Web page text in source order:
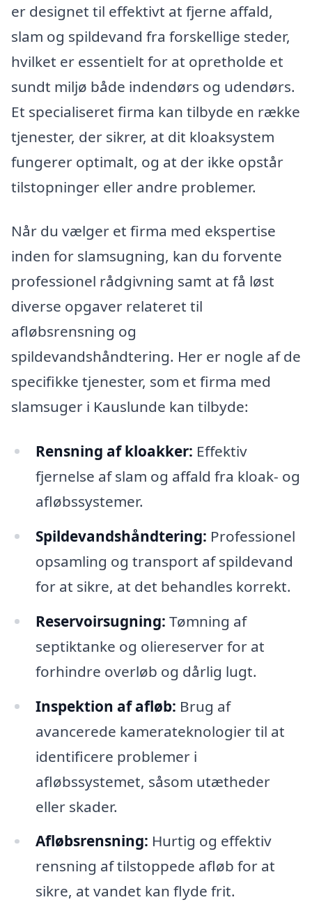
er designet til effektivt at fjerne affald,
slam og spildevand fra forskellige steder,
hvilket er essentielt for at opretholde et
sundt miljø både indendørs og udendørs.
Et specialiseret firma kan tilbyde en række
tjenester, der sikrer, at dit kloaksystem
fungerer optimalt, og at der ikke opstår
tilstopninger eller andre problemer.
Når du vælger et firma med ekspertise
inden for slamsugning, kan du forvente
professionel rådgivning samt at få løst
diverse opgaver relateret til
afløbsrensning og
spildevandshåndtering. Her er nogle af de
specifikke tjenester, som et firma med
slamsuger i Kauslunde kan tilbyde:
Rensning af kloakker: Effektiv
fjernelse af slam og affald fra kloak- og
afløbssystemer.
Spildevandshåndtering: Professionel
opsamling og transport af spildevand
for at sikre, at det behandles korrekt.
Reservoirsugning: Tømning af
septiktanke og oliereserver for at
forhindre overløb og dårlig lugt.
Inspektion af afløb: Brug af
avancerede kamerateknologier til at
identificere problemer i
afløbssystemet, såsom utætheder
eller skader.
Afløbsrensning: Hurtig og effektiv
rensning af tilstoppede afløb for at
sikre, at vandet kan flyde frit.